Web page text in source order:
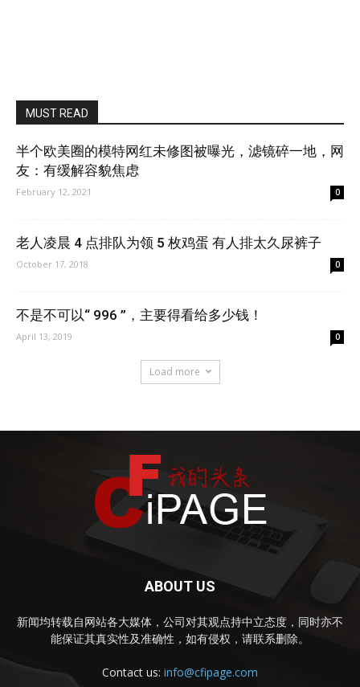
MUST READ
半个欧美圈的模特网红未修图被曝光，滤镜碎一地，网
友：有缓解容貌焦虑
February 12, 2021 0
老人凌晨 4 点排队为领 5 枚鸡蛋 有人排太久尿裤子
October 17, 2018 0
不是不可以“ 996 ”，主要得看给多少钱！
April 13, 2019 0
Load more
ABOUT US
新闻均转载自网站各大媒体，公司对其观点持中立态度，同时亦不
能保证其真实性及准确性，如有侵权，请联系删除。
Contact us: info@cfipage.com